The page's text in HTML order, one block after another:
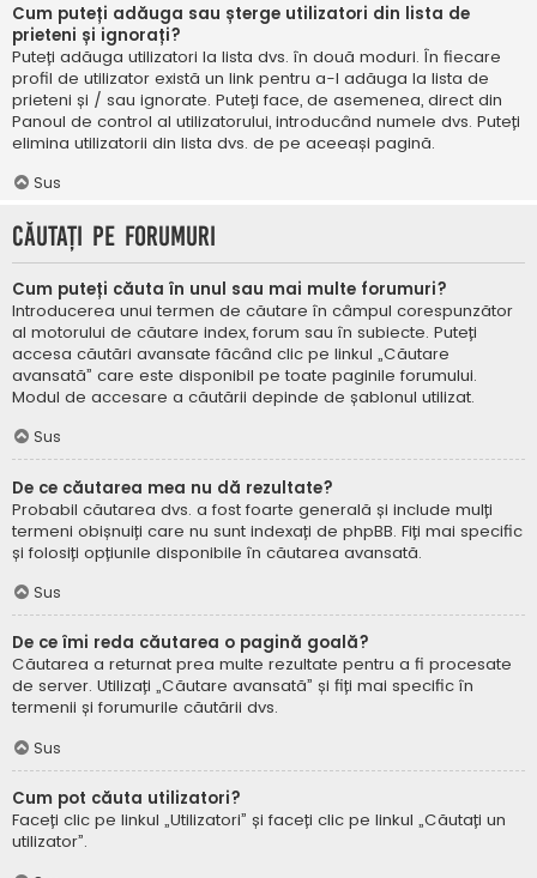
Cum puteți adăuga sau șterge utilizatori din lista de
prieteni și ignorați?
Puteți adăuga utilizatori la lista dvs. în două moduri. În fiecare
profil de utilizator există un link pentru a-l adăuga la lista de
prieteni și / sau ignorate. Puteți face, de asemenea, direct din
Panoul de control al utilizatorului, introducând numele dvs. Puteți
elimina utilizatorii din lista dvs. de pe aceeași pagină.
Sus
Căutați pe forumuri
Cum puteți căuta în unul sau mai multe forumuri?
Introducerea unui termen de căutare în câmpul corespunzător
al motorului de căutare index, forum sau în subiecte. Puteți
accesa căutări avansate făcând clic pe linkul „Căutare
avansată” care este disponibil pe toate paginile forumului.
Modul de accesare a căutării depinde de șablonul utilizat.
Sus
De ce căutarea mea nu dă rezultate?
Probabil căutarea dvs. a fost foarte generală și include mulți
termeni obișnuiți care nu sunt indexați de phpBB. Fiți mai specific
și folosiți opțiunile disponibile în căutarea avansată.
Sus
De ce îmi reda căutarea o pagină goală?
Căutarea a returnat prea multe rezultate pentru a fi procesate
de server. Utilizați „Căutare avansată” și fiți mai specific în
termenii și forumurile căutării dvs.
Sus
Cum pot căuta utilizatori?
Faceți clic pe linkul „Utilizatori” și faceți clic pe linkul „Căutați un
utilizator”.